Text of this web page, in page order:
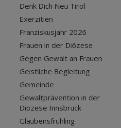
Denk Dich Neu Tirol
Exerzitien
Franziskusjahr 2026
Frauen in der Diözese
Gegen Gewalt an Frauen
Geistliche Begleitung
Gemeinde
Gewaltprävention in der
Diözese Innsbruck
Glaubensfrühling